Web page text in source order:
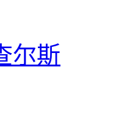
尔斯